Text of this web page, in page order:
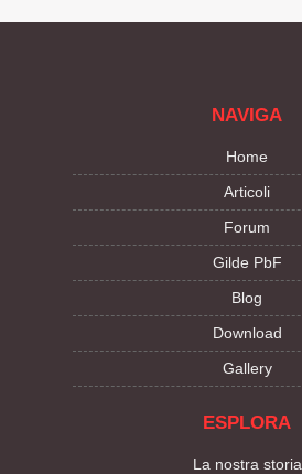
NAVIGA
Home
Articoli
Forum
Gilde PbF
Blog
Download
Gallery
ESPLORA
La nostra storia